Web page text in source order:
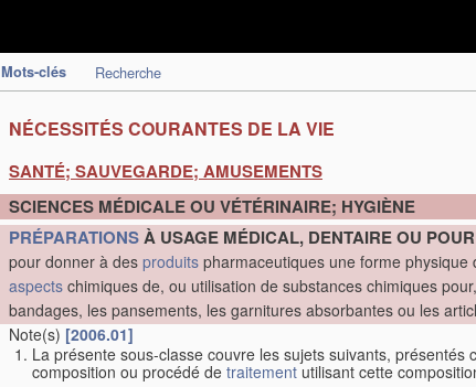
Mots-clés Recherche
NÉCESSITÉS COURANTES DE LA VIE
SANTÉ; SAUVEGARDE; AMUSEMENTS
SCIENCES MÉDICALE OU VÉTÉRINAIRE; HYGIÈNE
PRÉPARATIONSÀ USAGE MÉDICAL, DENTAIRE OU
pour donner à des produits pharmaceutiques une forme
aspects chimiques de, ou utilisation de substances chimiques
bandages, les pansements, les garnitures absorbantes ou les
Note(s) [2006.01]
La présente sous-classe couvre les sujets suivants,
composition ou procédé de traitement utilisant cette